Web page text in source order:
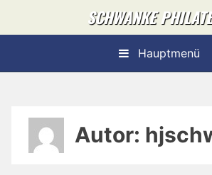
SCHWANKE
Hauptmenü
Autor: